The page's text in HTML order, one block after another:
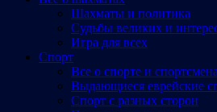
Шахматы и политика
Судьбы великих и
Игра для всех
Спорт
Все о спорте и
Выдающиеся еврейские
Спорт с разных сторон